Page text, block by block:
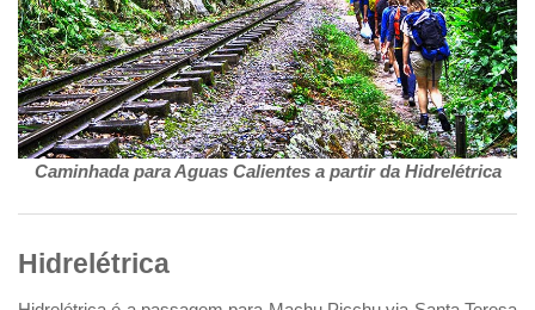
Caminhada para Aguas Calientes a partir da Hidrelétrica
Hidrelétrica